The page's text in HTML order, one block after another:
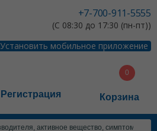
+7-700-911-5555
(С 08:30 до 17:30 (пн-пт))
Установить мобильное приложение
Регистрация Корзина